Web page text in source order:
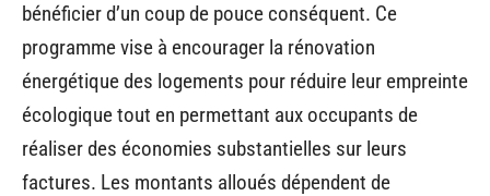
bénéficier d’un coup de pouce conséquent. Ce
programme vise à encourager la rénovation
énergétique des logements pour réduire leur empreinte
écologique tout en permettant aux occupants de
réaliser des économies substantielles sur leurs
factures. Les montants alloués dépendent de